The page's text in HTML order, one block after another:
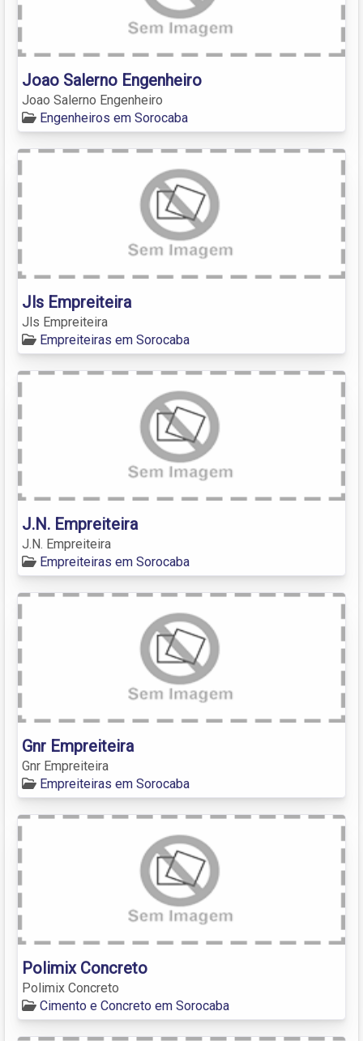
Joao Salerno Engenheiro
Joao Salerno Engenheiro
Engenheiros em Sorocaba
Jls Empreiteira
Jls Empreiteira
Empreiteiras em Sorocaba
J.N. Empreiteira
J.N. Empreiteira
Empreiteiras em Sorocaba
Gnr Empreiteira
Gnr Empreiteira
Empreiteiras em Sorocaba
Polimix Concreto
Polimix Concreto
Cimento e Concreto em Sorocaba